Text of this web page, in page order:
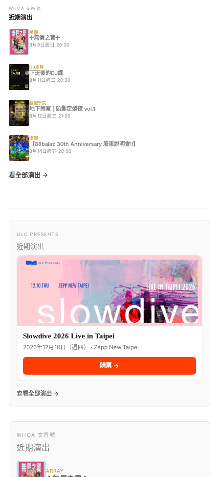
WHOA 文昌號
近期演出
樂團
✢無價之寶✢
8月9日週日 20:00
DJ課程
下班後的DJ課
8月11日週二 20:30
髮型學院
地下鬧室 | 頭髮定型夜 vol.1
8月12日週三 21:00
樂團
【88balaz 30th Anniversary 股東說明會!!】
8月14日週五 20:00
看全部演出 →
ULC PRESENTS
近期演出
Slowdive 2026 Live in Taipei
2026年12月10日（週四） · Zepp New Taipei
購票 →
查看全部演出 →
WHOA 文昌號
近期演出
ARRAY